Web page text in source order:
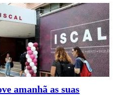
amanhã as suas